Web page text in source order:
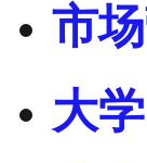
市
大学